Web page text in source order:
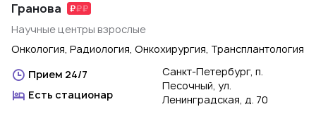
Гранова
Научные центры взрослые
Онкология, Радиология, Онкохирургия, Трансплантология
Прием 24/7
Есть стационар
Санкт-Петербург, п.
Песочный, ул.
Ленинградская, д. 70